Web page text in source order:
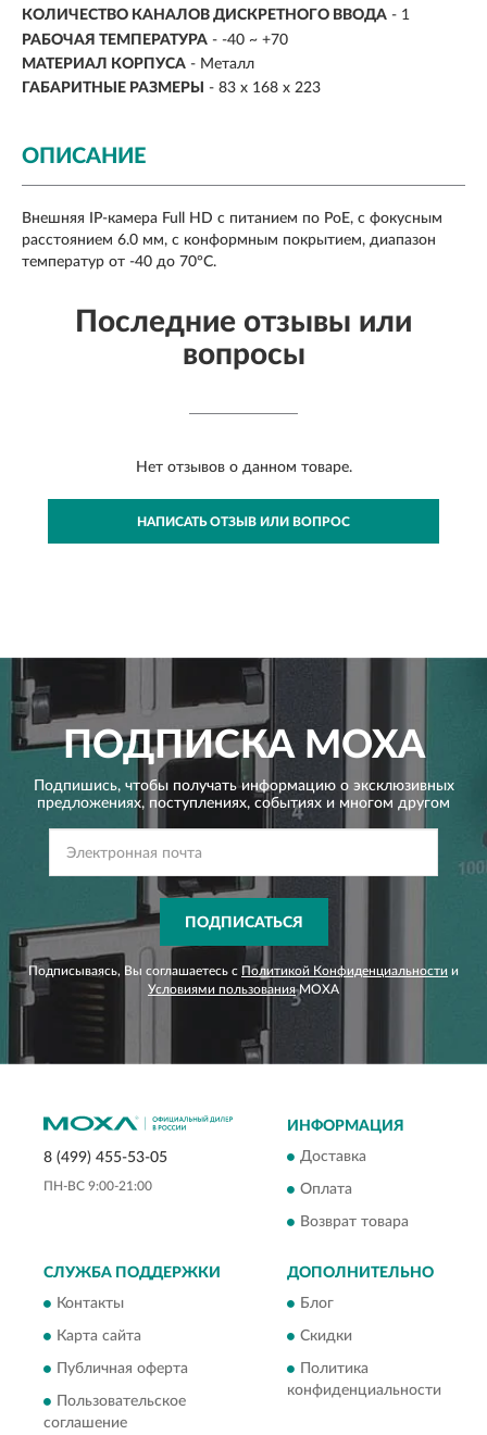
КОЛИЧЕСТВО КАНАЛОВ ДИСКРЕТНОГО ВВОДА - 1
РАБОЧАЯ ТЕМПЕРАТУРА - -40 ~ +70
МАТЕРИАЛ КОРПУСА - Металл
ГАБАРИТНЫЕ РАЗМЕРЫ
- 83 x 168 x 223
ОПИСАНИЕ
Внешняя IP-камера Full HD с питанием по PoE, с фокусным
расстоянием 6.0 мм, с конформным покрытием, диапазон
температур от -40 до 70°C.
Последние отзывы или
вопросы
Нет отзывов о данном товаре.
НАПИСАТЬ ОТЗЫВ ИЛИ ВОПРОС
ПОДПИСКАMOXA
Подпишись, чтобы получать информацию о эксклюзивных
предложениях, поступлениях, событиях и многом другом
ПОДПИСАТЬСЯ
Подписываясь, Вы соглашаетесь с Политикой Конфиденциальности и
Условиями пользованияMOXA
8 (499) 455-53-05
ПН-ВС 9:00-21:00
ИНФОРМАЦИЯ
Доставка
Оплата
Возврат товара
СЛУЖБА ПОДДЕРЖКИ
Контакты
Карта сайта
Публичная оферта
Пользовательское
соглашение
ДОПОЛНИТЕЛЬНО
Блог
Скидки
Политика
конфиденциальности